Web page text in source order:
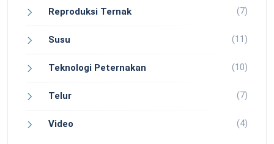
Reproduksi Ternak (7)
Susu (11)
Teknologi Peternakan (10)
Telur (7)
Video (4)